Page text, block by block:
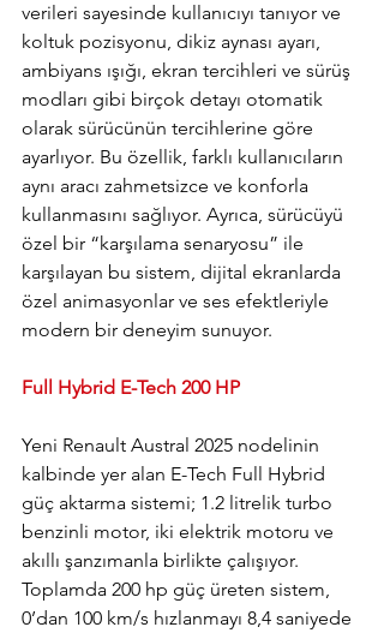
verileri sayesinde kullanıcıyı tanıyor ve
koltuk pozisyonu, dikiz aynası ayarı,
ambiyans ışığı, ekran tercihleri ve sürüş
modları gibi birçok detayı otomatik
olarak sürücünün tercihlerine göre
ayarlıyor. Bu özellik, farklı kullanıcıların
aynı aracı zahmetsizce ve konforla
kullanmasını sağlıyor. Ayrıca, sürücüyü
özel bir “karşılama senaryosu” ile
karşılayan bu sistem, dijital ekranlarda
özel animasyonlar ve ses efektleriyle
modern bir deneyim sunuyor.
Full Hybrid E-Tech 200 HP
Yeni Renault Austral 2025 nodelinin
kalbinde yer alan E-Tech Full Hybrid
güç aktarma sistemi; 1.2 litrelik turbo
benzinli motor, iki elektrik motoru ve
akıllı şanzımanla birlikte çalışıyor.
Toplamda 200 hp güç üreten sistem,
0’dan 100 km/s hızlanmayı 8,4 saniyede